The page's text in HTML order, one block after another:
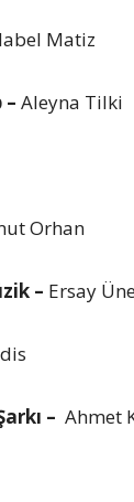
Matiz
– Aleyna Tilki
Orhan
– Ersay
– Ahmet